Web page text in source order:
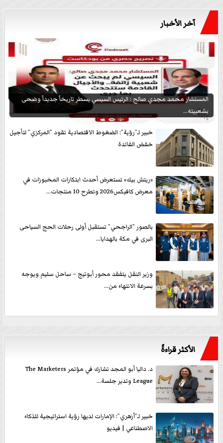
آخر الأخبار
المستشار محمد مجدي صالح : الرئيس السيسي يسطر تاريخاً جديداً وضحى
بشعبيته...
خبير لـ”رؤية”: الضغوط الاقتصادية تقود ”المركزي” لتأجيل
خفض الفائدة
«ريتش بيك» تستعرض أحدث ابتكارات المخبوزات في
معرض كافيكس2026 وتطرح 10 منتجات...
بالصور ”الراجحي” تستقبل أولى رحلات الحج السياحى
البرى في مكة بالهدايا...
وزير النقل يتفقد محور أبوتيج – ساحل سليم ويوجه
بسرعة الانتهاء من...
الأكثر قراءةً
د. داليا أبو المجد تشارك في مؤتمر The Marketers
League وتدير جلسة...
خبير لـ”أزهري”: الإمارات لديها رؤية استراتيجية للذكاء
الاصطناعي | فيديو